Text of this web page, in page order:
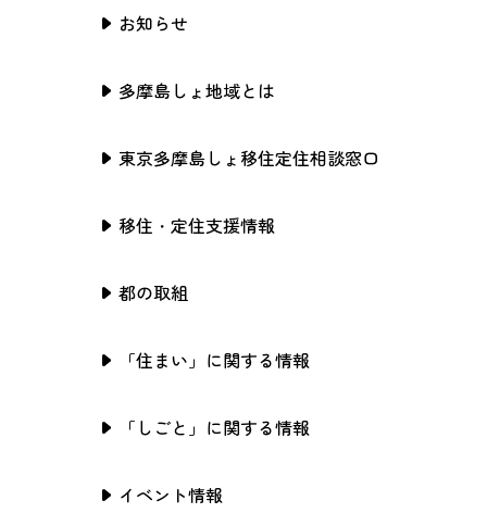
お知らせ
多摩島しょ地域とは
東京多摩島しょ移住定住相談窓口
移住・定住支援情報
都の取組
「住まい」に関する情報
「しごと」に関する情報
イベント情報